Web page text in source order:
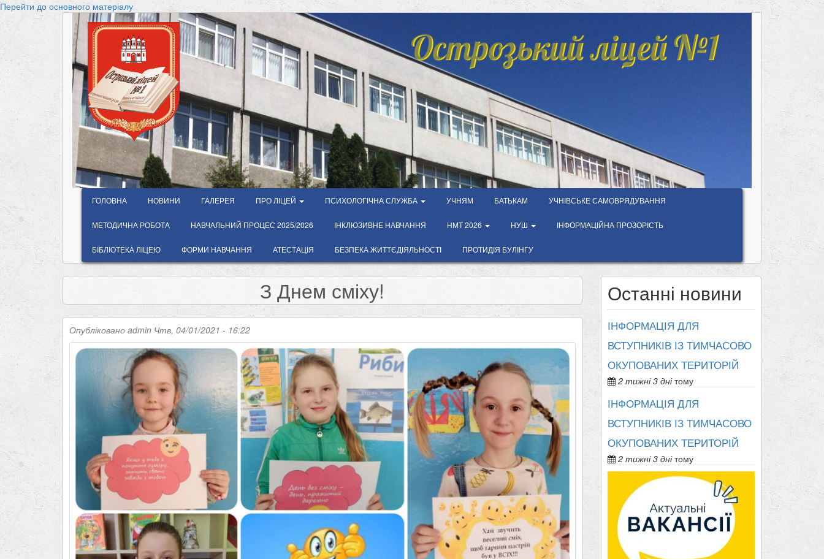
Перейти до основного матеріалу
Острозький ліцей №1
ГОЛОВНА НОВИНИ ГАЛЕРЕЯ ПРО ЛІЦЕЙ ПСИХОЛОГІЧНА СЛУЖБА УЧНЯМ БАТЬКАМ УЧНІВСЬКЕ САМОВРЯДУВАННЯ
МЕТОДИЧНА РОБОТА НАВЧАЛЬНИЙ ПРОЦЕС 2025/2026 ІНКЛЮЗИВНЕ НАВЧАННЯ НМТ 2026 НУШ ІНФОРМАЦІЙНА ПРОЗОРІСТЬ
БІБЛІОТЕКА ЛІЦЕЮ ФОРМИ НАВЧАННЯ АТЕСТАЦІЯ БЕЗПЕКА ЖИТТЄДІЯЛЬНОСТІ ПРОТИДІЯ БУЛІНГУ
З Днем сміху!
Опубліковано admin Чтв, 04/01/2021 - 16:22
Останні новини
ІНФОРМАЦІЯ ДЛЯ
ВСТУПНИКІВ ІЗ ТИМЧАСОВО
ОКУПОВАНИХ ТЕРИТОРІЙ
2 тижні 3 днітому
ІНФОРМАЦІЯ ДЛЯ
ВСТУПНИКІВ ІЗ ТИМЧАСОВО
ОКУПОВАНИХ ТЕРИТОРІЙ
2 тижні 3 днітому